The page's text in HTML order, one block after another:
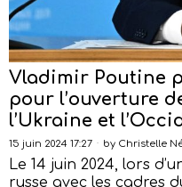
Vladimir Poutine
pour l’ouverture
l’Ukraine et
15 juin 2024 17:27 by Christelle
Le 14 juin 2024, lors
russe avec les cadres